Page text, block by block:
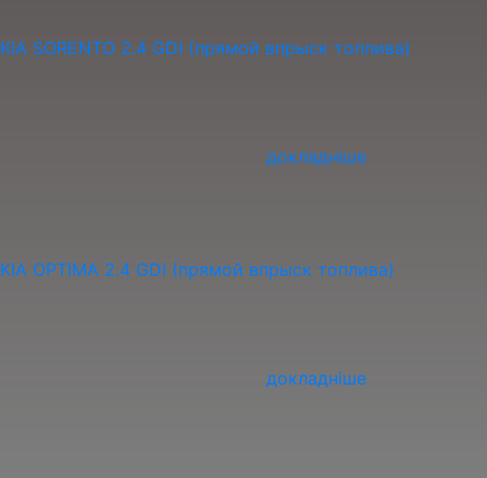
KIA SORENTO 2.4 GDI (прямой впрыск топлива)
докладніше
KIA OPTIMA 2.4 GDI (прямой впрыск топлива)
докладніше